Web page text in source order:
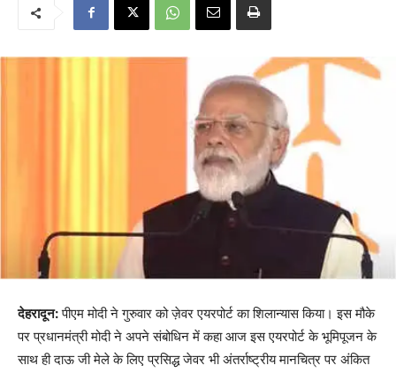
देहरादून:पीएम मोदी ने गुरुवार को ज़ेवर एयरपोर्ट का शिलान्यास किया। इस मौके
पर प्रधानमंत्री मोदी ने अपने संबोधिन में कहा आज इस एयरपोर्ट के भूमिपूजन के
साथ ही दाऊ जी मेले के लिए प्रसिद्ध जेवर भी अंतर्राष्ट्रीय मानचित्र पर अंकित